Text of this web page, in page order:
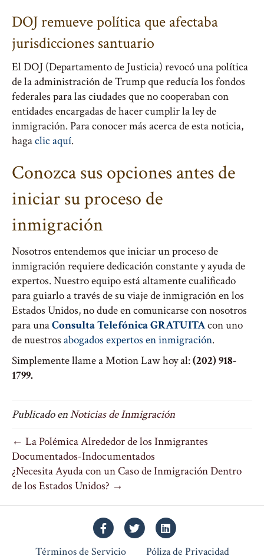
DOJ remueve política que afectaba
jurisdicciones santuario
El DOJ (Departamento de Justicia) revocó una política
de la administración de Trump que reducía los fondos
federales para las ciudades que no cooperaban con
entidades encargadas de hacer cumplir la ley de
inmigración. Para conocer más acerca de esta noticia,
hagaclic aquí.
Conozca sus opciones antes de
iniciar su proceso de
inmigración
Nosotros entendemos que iniciar un proceso de
inmigración requiere dedicación constante y ayuda de
expertos. Nuestro equipo está altamente cualificado
para guiarlo a través de su viaje de inmigración en los
Estados Unidos, no dude en comunicarse con nosotros
para unaConsulta Telefónica GRATUITAcon uno
de nuestros abogados expertos en inmigración.
Simplemente llame a Motion Law hoy al:(202) 918-
1799.
Publicado enNoticias de Inmigración
← La Polémica Alrededor de los Inmigrantes
Documentados-Indocumentados
¿Necesita Ayuda con un Caso de Inmigración Dentro
de los Estados Unidos? →
FacebookTwitterLinkedin
Términos de Servicio
Póliza de Privacidad